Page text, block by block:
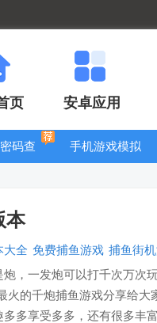
页 安卓应用
码查
手机游戏模拟
本
大全 免费捕鱼游戏 捕鱼街
，一发炮可以打千次万次
火的千炮捕鱼游戏分享给
多享受多多，还有很多丰